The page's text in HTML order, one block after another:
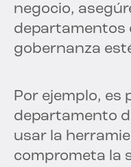
negocio,
departamentos
gobernanza
Por ejemplo, es
departamento
usar la
comprometa la